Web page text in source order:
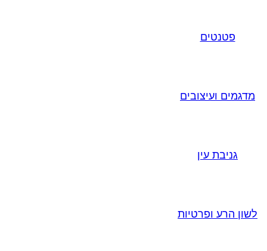
פטנטים
מדגמים ועיצובים
גניבת עין
לשון הרע ופרטיות